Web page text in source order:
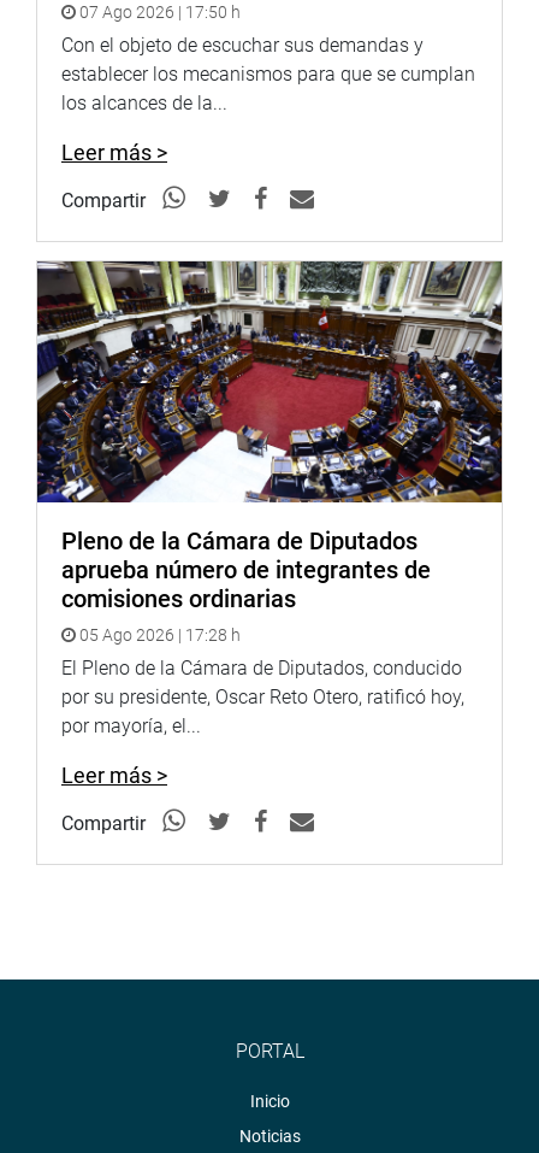
07 Ago 2026 | 17:50 h
Con el objeto de escuchar sus demandas y
establecer los mecanismos para que se cumplan
los alcances de la...
Leer más >
Compartir
Pleno de la Cámara de Diputados
aprueba número de integrantes de
comisiones ordinarias
05 Ago 2026 | 17:28 h
El Pleno de la Cámara de Diputados, conducido
por su presidente, Oscar Reto Otero, ratificó hoy,
por mayoría, el...
Leer más >
Compartir
PORTAL
Inicio
Noticias